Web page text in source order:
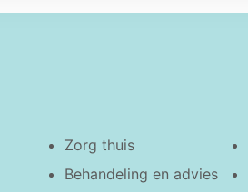
Zorg thuis
Behandeling en advies